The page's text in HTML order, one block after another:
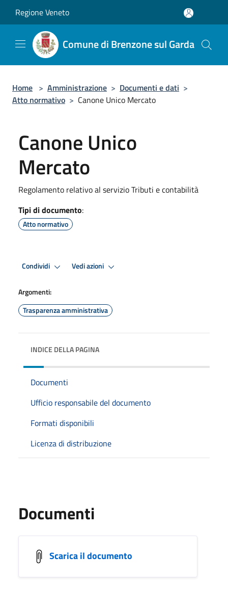
Regione Veneto
Comune di Brenzone sul Garda
Home > Amministrazione > Documenti e dati >
Atto normativo > Canone Unico Mercato
Canone Unico
Mercato
Regolamento relativo al servizio Tributi e contabilità
Tipi di documento:
Atto normativo
Condividi Vedi azioni
Argomenti:
Trasparenza amministrativa
INDICE DELLA PAGINA
Documenti
Ufficio responsabile del documento
Formati disponibili
Licenza di distribuzione
Documenti
Scarica il documento